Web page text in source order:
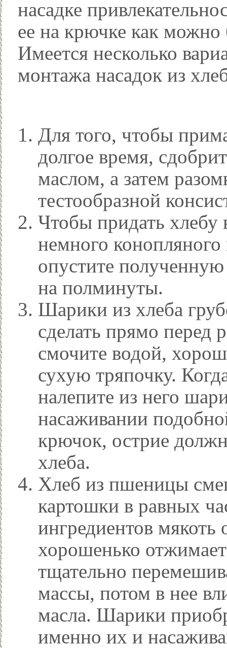
насадке
ее на крючке как можно
Имеется несколько
монтажа насадок из
Для того, чтобы
долгое время,
маслом, а затем
тестообразной
Чтобы придать хлебу
немного конопляного
опустите
на полминуты.
Шарики из хлеба
сделать прямо перед
смочите водой,
сухую тряпочку.
налепите из него
насаживании
крючок, острие
хлеба.
Хлеб из пшеницы
картошки в равных
ингредиентов мякоть
хорошенько
тщательно
массы, потом в нее
масла. Шарики
именно их и